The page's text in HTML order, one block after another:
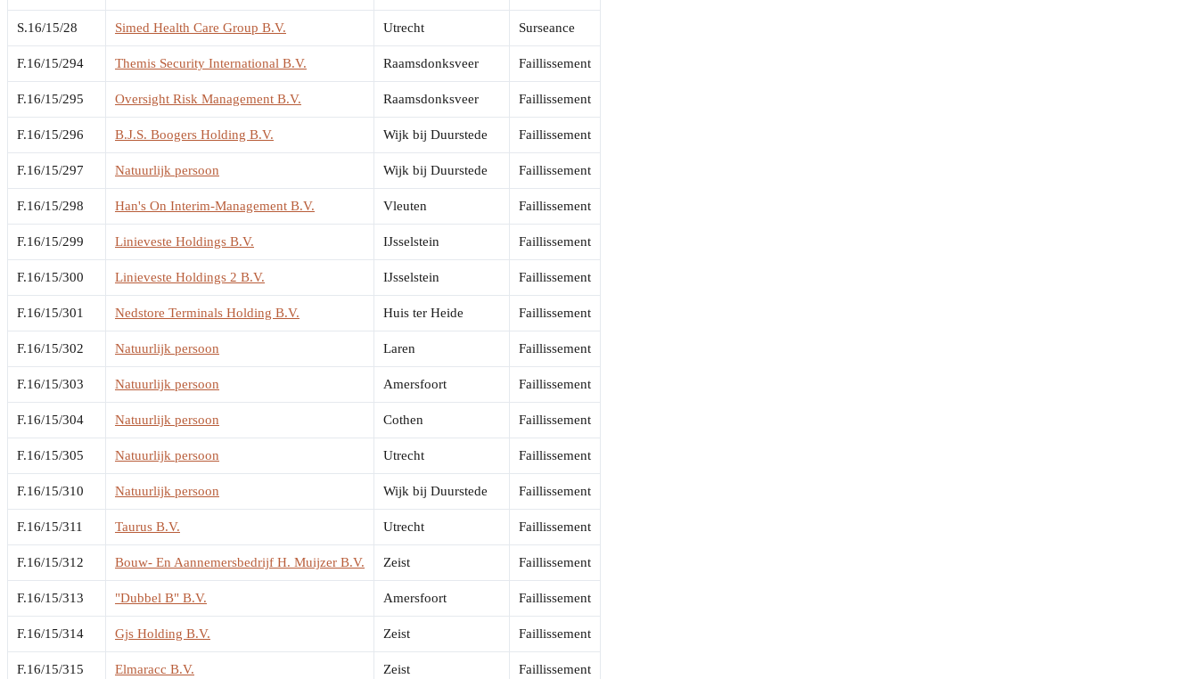
S.16/15/28 Simed Health Care Group B.V. Utrecht Surseance
F.16/15/294 Themis Security International B.V. Raamsdonksveer Faillissement
F.16/15/295 Oversight Risk Management B.V. Raamsdonksveer Faillissement
F.16/15/296 B.J.S. Boogers Holding B.V. Wijk bij Duurstede Faillissement
F.16/15/297 Natuurlijk persoon Wijk bij Duurstede Faillissement
F.16/15/298 Han's On Interim-Management B.V. Vleuten Faillissement
F.16/15/299 Linieveste Holdings B.V. IJsselstein Faillissement
F.16/15/300 Linieveste Holdings 2 B.V. IJsselstein Faillissement
F.16/15/301 Nedstore Terminals Holding B.V. Huis ter Heide Faillissement
F.16/15/302 Natuurlijk persoon Laren Faillissement
F.16/15/303 Natuurlijk persoon Amersfoort Faillissement
F.16/15/304 Natuurlijk persoon Cothen Faillissement
F.16/15/305 Natuurlijk persoon Utrecht Faillissement
F.16/15/310 Natuurlijk persoon Wijk bij Duurstede Faillissement
F.16/15/311 Taurus B.V. Utrecht Faillissement
F.16/15/312 Bouw- En Aannemersbedrijf H. Muijzer B.V. Zeist Faillissement
F.16/15/313 "Dubbel B" B.V. Amersfoort Faillissement
F.16/15/314 Gjs Holding B.V. Zeist Faillissement
F.16/15/315 Elmaracc B.V. Zeist Faillissement